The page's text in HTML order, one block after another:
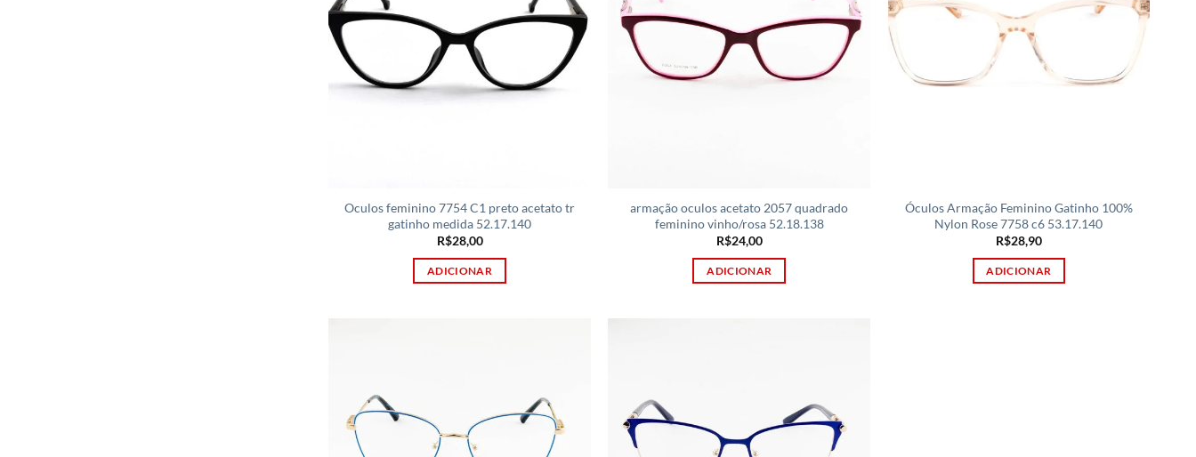
Oculos feminino 7754 C1 preto acetato tr
gatinho medida 52.17.140
R$28,00
ADICIONAR
armação oculos acetato 2057 quadrado
feminino vinho/rosa 52.18.138
R$24,00
ADICIONAR
Óculos Armação Feminino Gatinho 100%
Nylon Rose 7758 c6 53.17.140
R$28,90
ADICIONAR